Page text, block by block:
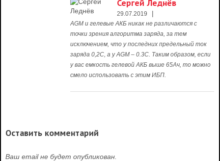
Сергей Леднёв
29.07.2019 |
AGM и гелевые АКБ никак не различаются с
точки зрения алгоритма заряда, за тем
исключением, что у последних предельный ток
заряда 0,2С, а у AGM – 0.3C. Таким образом, если
у вас емкость гелевой АКБ выше 65Ач, то можно
смело использовать с этим ИБП.
Оставить комментарий
Ваш email не будет опубликован.